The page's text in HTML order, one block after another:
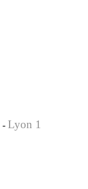
- Lyon 1